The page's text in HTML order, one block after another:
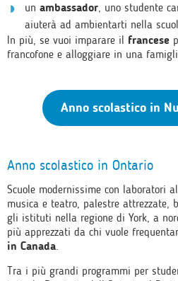
un ambassador, uno studente
aiuterà ad ambientarti nella
In più, se vuoi imparare il francese
francofone e alloggiare in una
Anno scolastico in
Anno scolastico in Ontario
Scuole modernissime con laboratori
musica e teatro, palestre attrezzate,
gli istituti nella regione di York, a
più apprezzati da chi vuole
in Canada.
Tra i più grandi programmi per